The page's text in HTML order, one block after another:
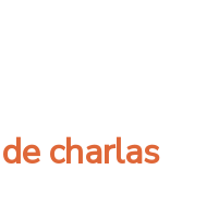
Estación Futuro
charlas